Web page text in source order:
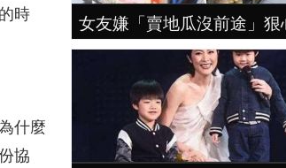
時
什麼
協
女友嫌「賣地瓜沒前途」